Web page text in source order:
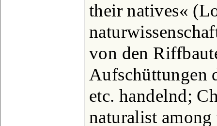
their natives«
von den
Aufschüttungen
etc. handelnd;
naturalist